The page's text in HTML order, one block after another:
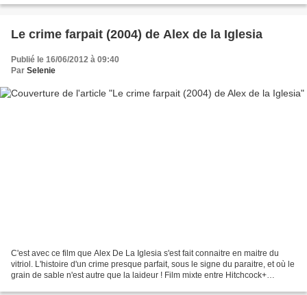
Le crime farpait (2004) de Alex de la Iglesia
Publié le 16/06/2012 à 09:40
Par Selenie
C'est avec ce film que Alex De La Iglesia s'est fait connaitre en maitre du
vitriol. L'histoire d'un crime presque parfait, sous le signe du paraitre, et où le
grain de sable n'est autre que la laideur ! Film mixte entre Hitchcock+